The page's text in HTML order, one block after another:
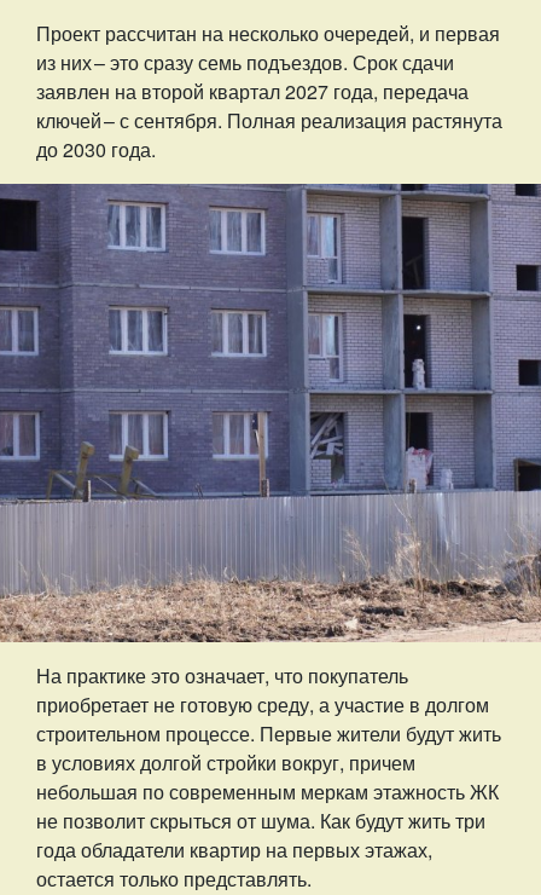
Проект рассчитан на несколько очередей, и первая
из них – ​это сразу семь подъездов. Срок сдачи
заявлен на второй квартал 2027 года, передача
ключей – ​с сентября. Полная реализация растянута
до 2030 года.
На практике это означает, что покупатель
приобретает не готовую среду, а участие в долгом
строительном процессе. Первые жители будут жить
в условиях долгой стройки вокруг, причем
небольшая по современным меркам этажность ЖК
не позволит скрыться от шума. Как будут жить три
года обладатели квартир на первых этажах,
остается только представлять.